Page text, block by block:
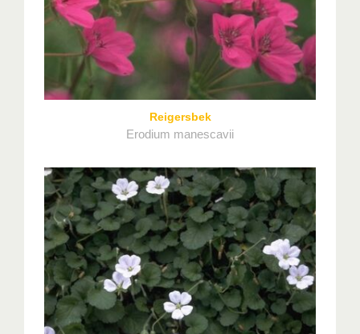
Reigersbek
Erodium manescavii